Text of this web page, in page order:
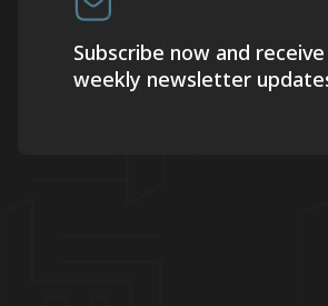
Subscribe now and receive
weekly newsletter